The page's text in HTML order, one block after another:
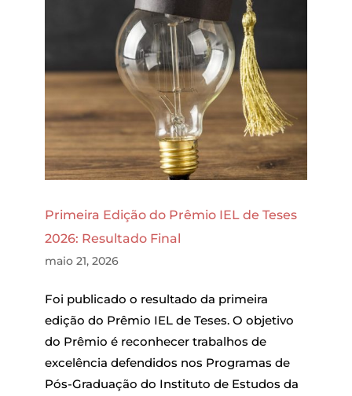
Primeira Edição do Prêmio IEL de Teses
2026: Resultado Final
maio 21, 2026
Foi publicado o resultado da primeira
edição do Prêmio IEL de Teses. O objetivo
do Prêmio é reconhecer trabalhos de
excelência defendidos nos Programas de
Pós-Graduação do Instituto de Estudos da